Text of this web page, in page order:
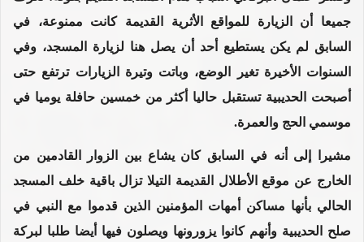
جميعا أن الزيارة للمواقع الأثرية القديمة كانت ممنوعة، في
السابق لم يكن يستطيع أحد أن يصل هنا لزيارة المسجد، وفي
السنوات الأخيرة تغير الوضع، وباتت وتيرة الزيارات ترتفع حتى
أصبحت الحديبية تستقبل حاليا أكثر من خمسين حافلة يوميا في
موسمي الحج والعمرة.
مشيرا إلى أنه في السابق كان يشاع بين الزوار القادمين من
الخارج عن موقع الأطلال القديمة التيلا تزال باقية خلف المسجد
الحالي بأنها مساكن أمهات المؤمنين الذين قدموا مع النبي في
صلح الحديبية وأنهم كانوا يزورونها ويصلون فيها أيضا طلبا لبركة